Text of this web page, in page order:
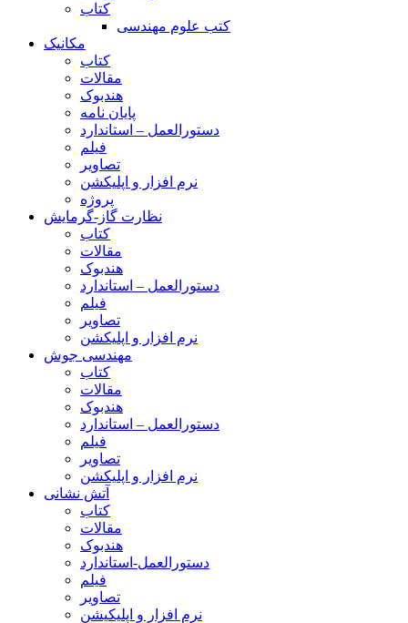
کتاب
کتب علوم مهندسی
مکانیک
کتاب
مقالات
هندبوک
پایان نامه
دستورالعمل – استاندارد
فیلم
تصاویر
نرم افزار و اپلیکشن
پروژه
نظارت گاز-گرمایش
کتاب
مقالات
هندبوک
دستورالعمل – استاندارد
فیلم
تصاویر
نرم افزار و اپلیکشن
مهندسی جوش
کتاب
مقالات
هندبوک
دستورالعمل – استاندارد
فیلم
تصاویر
نرم افزار و اپلیکشن
آتش نشانی
کتاب
مقالات
هندبوک
دستورالعمل-استاندارد
فیلم
تصاویر
نرم افزار و اپلیکیشن